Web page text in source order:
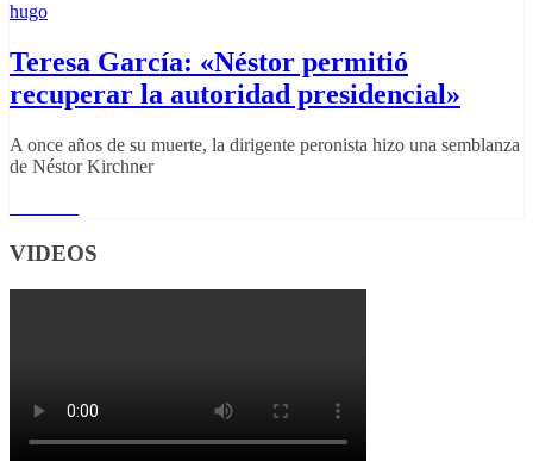
hugo
Teresa García: «Néstor permitió
recuperar la autoridad presidencial»
A once años de su muerte, la dirigente peronista hizo una semblanza
de Néstor Kirchner
VIDEOS